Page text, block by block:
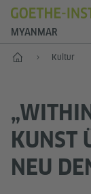
MYANMAR
Start Kultur
KUNST
NEU